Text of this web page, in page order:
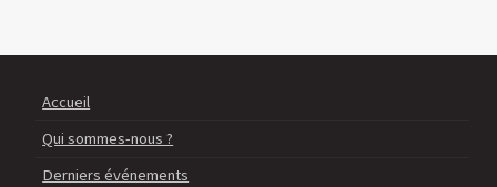
Accueil
Qui sommes-nous ?
Derniers événements